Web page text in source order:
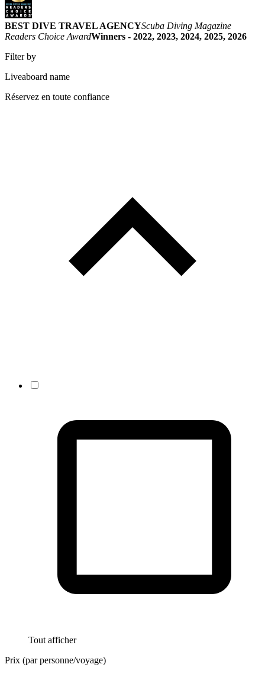
BEST DIVE TRAVEL AGENCYScuba Diving Magazine
Readers Choice AwardWinners - 2022, 2023, 2024, 2025, 2026
Filter by
Liveaboard name
Réservez en toute confiance
Tout afficher
Prix (par personne/voyage)